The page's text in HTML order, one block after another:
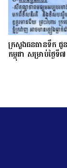
ក្រសួងធនធានទឹក ជូ
កម្ពុជា សម្រាប់ថ្ងៃ